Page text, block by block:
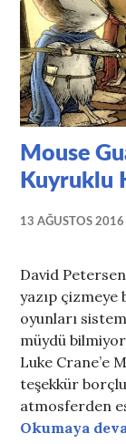
Mouse
Kuyruklu
13 AĞUSTOS 2016
David
yazıp
oyunları
müydü
Luke Crane’e
teşekkür
atmosferden
Okumaya